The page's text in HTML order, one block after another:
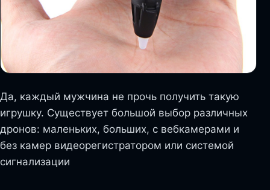
Да, каждый мужчина не прочь получить такую
игрушку. Существует большой выбор различных
дронов: маленьких, больших, с вебкамерами и
без камер видеорегистратором или системой
сигнализации